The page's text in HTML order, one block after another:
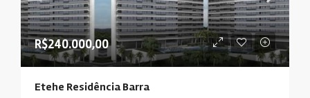
R$240.000,00
Etehe Residência Barra